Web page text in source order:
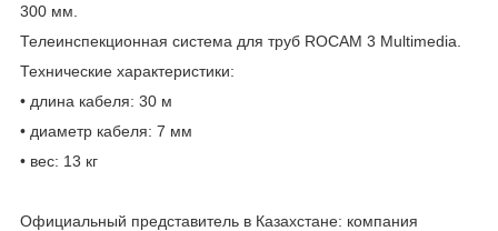
300 мм.
Телеинспекционная система для труб ROCAM 3 Multimedia.
Технические характеристики:
• длина кабеля: 30 м
• диаметр кабеля: 7 мм
• вес: 13 кг
Официальный представитель в Казахстане: компания